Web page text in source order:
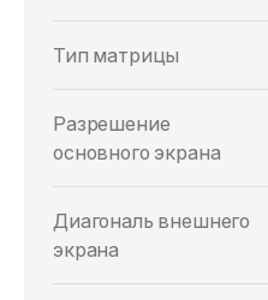
Тип матрицы
Разрешение
основного экрана
Диагональ внешнего
экрана